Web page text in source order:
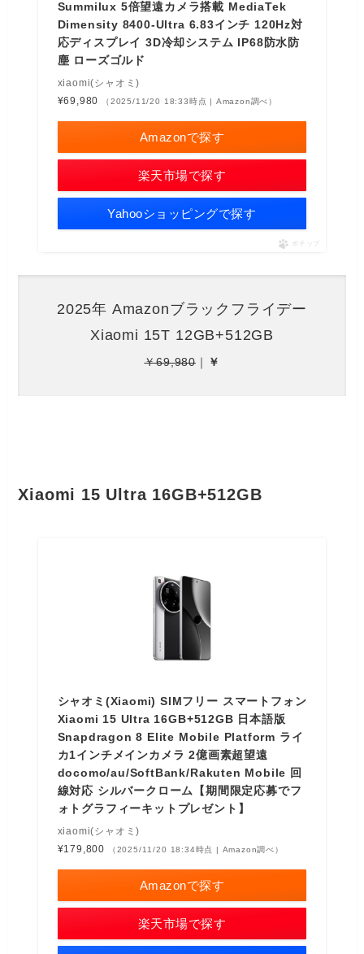
Summilux 5倍望遠カメラ搭載 MediaTek
Dimensity 8400-Ultra 6.83インチ 120Hz対
応ディスプレイ 3D冷却システム IP68防水防
塵 ローズゴルド
xiaomi(シャオミ)
¥69,980
（2025/11/20 18:33時点 | Amazon調べ）
Amazonで探す
楽天市場で探す
Yahooショッピングで探す
ポチップ
2025年 Amazonブラックフライデー
Xiaomi 15T 12GB+512GB
￥69,980 ｜ ￥
Xiaomi 15 Ultra 16GB+512GB
シャオミ(Xiaomi) SIMフリー スマートフォン
Xiaomi 15 Ultra 16GB+512GB 日本語版
Snapdragon 8 Elite Mobile Platform ライ
カ1インチメインカメラ 2億画素超望遠
docomo/au/SoftBank/Rakuten Mobile 回
線対応 シルバークローム【期間限定応募でフ
ォトグラフィーキットプレゼント】
xiaomi(シャオミ)
¥179,800
（2025/11/20 18:34時点 | Amazon調べ）
Amazonで探す
楽天市場で探す